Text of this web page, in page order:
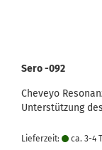
Sero -092
Cheveyo
Unterstützung
Lieferzeit: ca. 3-4